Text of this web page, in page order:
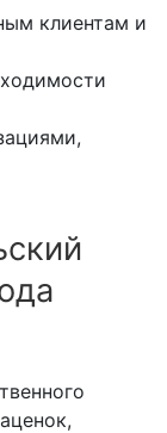
клиентам и